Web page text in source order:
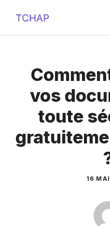
contenu
vos
toute
16